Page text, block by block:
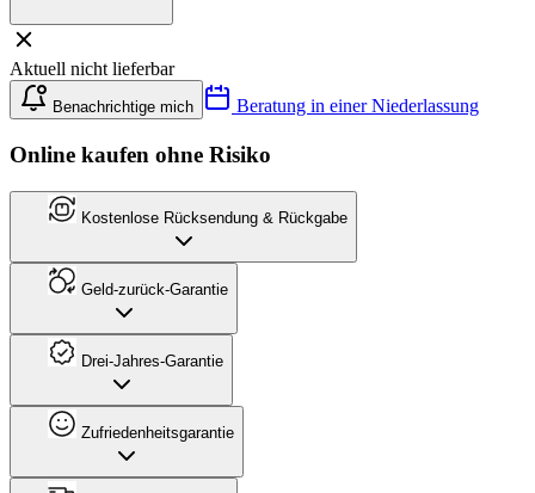
Aktuell nicht lieferbar
Benachrichtige mich Beratung in einer Niederlassung
Online kaufen ohne Risiko
Kostenlose Rücksendung & Rückgabe
Geld-zurück-Garantie
Drei-Jahres-Garantie
Zufriedenheitsgarantie